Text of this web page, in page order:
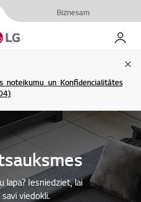
Biznesam
Mans
noteikumu un Konfidencialitātes
lapa? Iesniedziet, lai
viedokli.